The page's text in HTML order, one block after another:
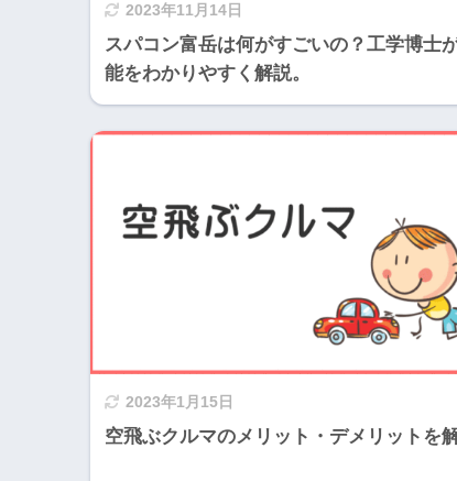
2023年11月14日
スパコン富岳は何がすごいの？工学博士
能をわかりやすく解説。
2023年1月15日
空飛ぶクルマのメリット・デメリットを